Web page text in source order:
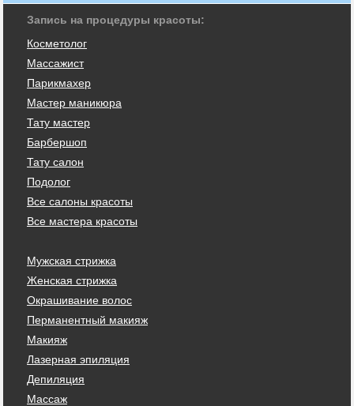
Запись на процедуры красоты:
Косметолог
Массажист
Парикмахер
Мастер маникюра
Тату мастер
Барбершоп
Тату салон
Подолог
Все салоны красоты
Все мастера красоты
Мужская стрижка
Женская стрижка
Окрашивание волос
Перманентный макияж
Макияж
Лазерная эпиляция
Депиляция
Массаж